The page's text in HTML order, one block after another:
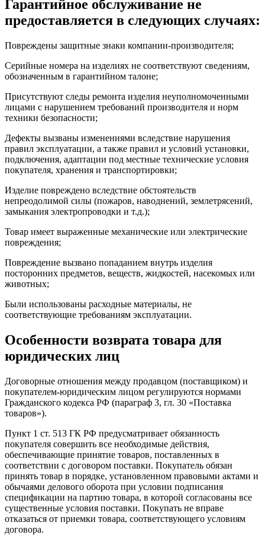
Гарантийное обслуживание не
предоставляется в следующих случаях:
Повреждены защитные знаки компании-производителя;
Серийные номера на изделиях не соответствуют сведениям,
обозначенным в гарантийном талоне;
Присутствуют следы ремонта изделия неуполномоченными
лицами с нарушением требований производителя и норм
техники безопасности;
Дефекты вызваны изменениями вследствие нарушения
правил эксплуатации, а также правил и условий установки,
подключения, адаптации под местные технические условия
покупателя, хранения и транспортировки;
Изделие повреждено вследствие обстоятельств
непреодолимой силы (пожаров, наводнений, землетрясений,
замыкания электропроводки и т.д.);
Товар имеет выраженные механические или электрические
повреждения;
Повреждение вызвано попаданием внутрь изделия
посторонних предметов, веществ, жидкостей, насекомых или
животных;
Были использованы расходные материалы, не
соответствующие требованиям эксплуатации.
Особенности возврата товара для
юридических лиц
Договорные отношения между продавцом (поставщиком) и
покупателем-юридическим лицом регулируются нормами
Гражданского кодекса РФ (параграф 3, гл. 30 «Поставка
товаров»).
Пункт 1 ст. 513 ГК РФ предусматривает обязанность
покупателя совершить все необходимые действия,
обеспечивающие принятие товаров, поставленных в
соответствии с договором поставки. Покупатель обязан
принять товар в порядке, установленном правовыми актами и
обычаями делового оборота при условии подписания
спецификации на партию товара, в которой согласованы все
существенные условия поставки. Покупать не вправе
отказаться от приемки товара, соответствующего условиям
договора.